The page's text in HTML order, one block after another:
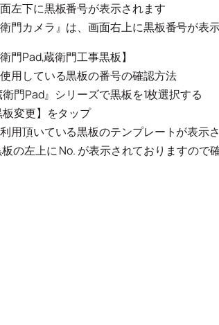
左下に黒板番号が表示されます
門カメラ』は、画面右上に黒板番号が表
衛門Pad,蔵衛門工事黒板】
用している黒板の番号の確認方法
衛門Pad』シリーズで黒板を1枚選択する
板変更】をタップ
用頂いている黒板のテンプレートが表示
の左上に No. が表示されておりますので